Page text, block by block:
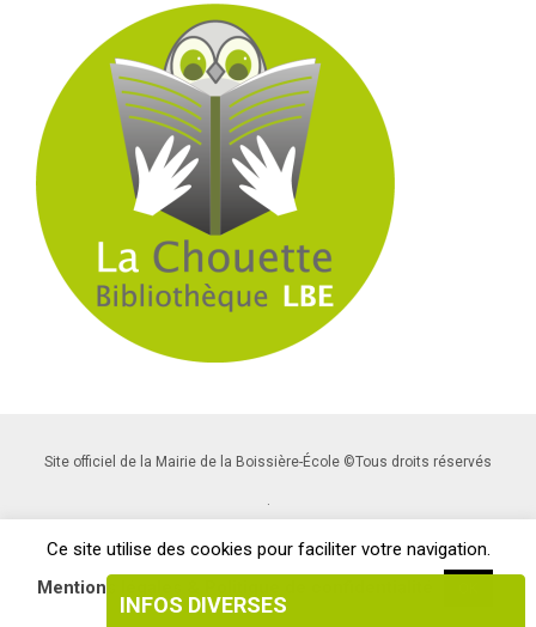
Site officiel de la Mairie de la Boissière-École ©Tous droits réservés
Ce site utilise des cookies pour faciliter votre navigation.
Mentions légales & Politique de confidentialité
INFOS DIVERSES